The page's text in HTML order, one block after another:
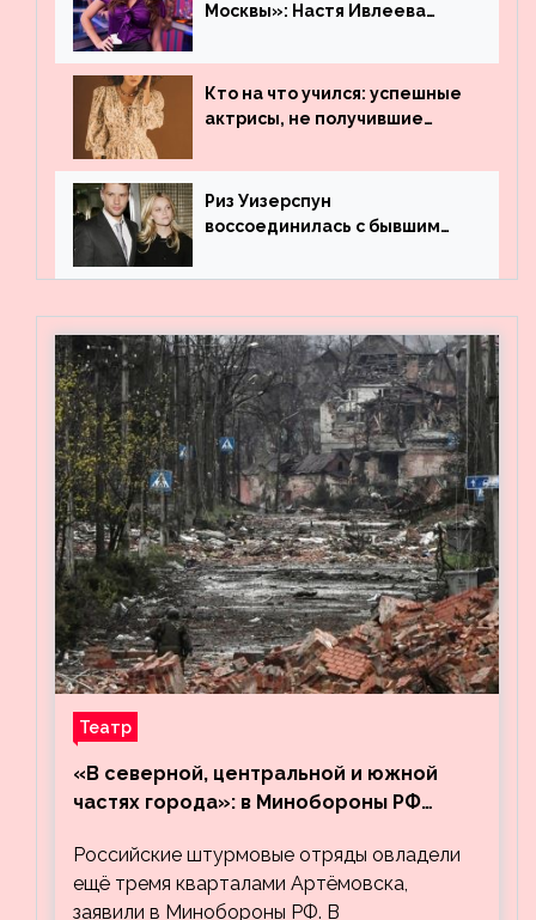
Москвы»: Настя Ивлеева
популярности и выложила
архивные фото
Кто на что учился: успешные
актрисы, не получившие
Риз Уизерспун
воссоединилась с бывшим
Театр
«В северной, центральной и южной
частях города»: в Минобороны РФ
кварталов Артёмовска
Российские штурмовые отряды овладели
ещё тремя кварталами Артёмовска,
заявили в Минобороны РФ. В